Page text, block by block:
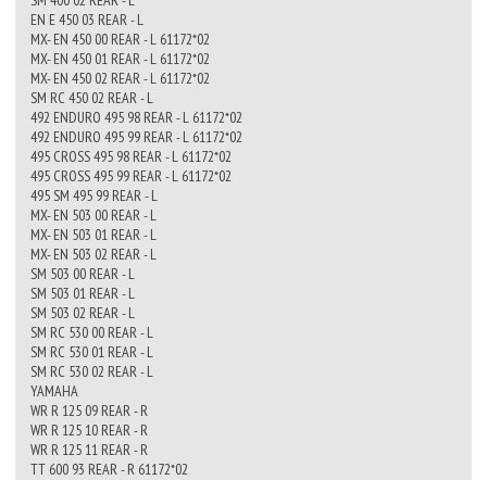
EN E 450 03 REAR - L
MX- EN 450 00 REAR - L 61172*02
MX- EN 450 01 REAR - L 61172*02
MX- EN 450 02 REAR - L 61172*02
SM RC 450 02 REAR - L
492 ENDURO 495 98 REAR - L 61172*02
492 ENDURO 495 99 REAR - L 61172*02
495 CROSS 495 98 REAR - L 61172*02
495 CROSS 495 99 REAR - L 61172*02
495 SM 495 99 REAR - L
MX- EN 503 00 REAR - L
MX- EN 503 01 REAR - L
MX- EN 503 02 REAR - L
SM 503 00 REAR - L
SM 503 01 REAR - L
SM 503 02 REAR - L
SM RC 530 00 REAR - L
SM RC 530 01 REAR - L
SM RC 530 02 REAR - L
YAMAHA
WR R 125 09 REAR - R
WR R 125 10 REAR - R
WR R 125 11 REAR - R
TT 600 93 REAR - R 61172*02